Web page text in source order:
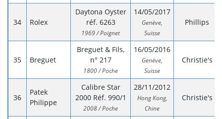
Rolex
Daytona Oyster
réf. 6263
1969 / Poignet
14/05/2017
Genève,
Suisse
Phillips
Breguet
Breguet & Fils,
n° 217
1800 / Poche
16/05/2016
Genève,
Suisse
Christie's
Patek
Philippe
Calibre Star
2000 Réf. 990/1
2008 / Poche
28/11/2012
Hong Kong,
Chine
Christie's